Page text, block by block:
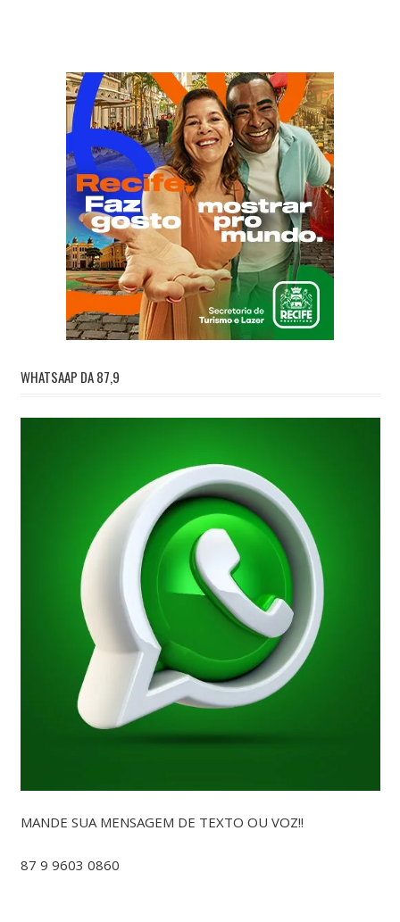
WHATSAAP DA 87,9
MANDE SUA MENSAGEM DE TEXTO OU VOZ!!
87 9 9603 0860